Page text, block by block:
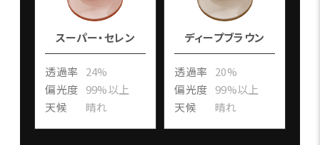
スーパー・セレン
透過率 24%
偏光度 99%以上
天候
晴れ
ディープブラウン
透過率 20%
偏光度 99%以上
天候
晴れ